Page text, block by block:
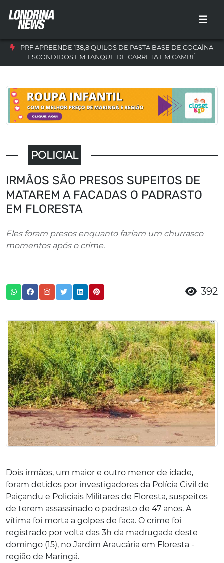
PRF APREENDE 138,8 QUILOS DE PASTA BASE DE COCAÍNA
ESCONDIDOS EM TANQUE DE CARRETA EM CAMBÉ
POLICIAL
IRMÃOS SÃO PRESOS SUPEITOS DE
MATAREM A FACADAS O PADRASTO
EM FLORESTA
Eles foram presos enquanto faziam um churrasco
momentos após o crime.
392
Dois irmãos, um maior e outro menor de idade,
foram detidos por investigadores da Polícia Civil de
Paiçandu e Policiais Militares de Floresta, suspeitos
de terem assassinado o padrasto de 47 anos. A
vítima foi morta a golpes de faca. O crime foi
registrado por volta das 3h da madrugada deste
domingo (15), no Jardim Araucária em Floresta -
região de Maringá.